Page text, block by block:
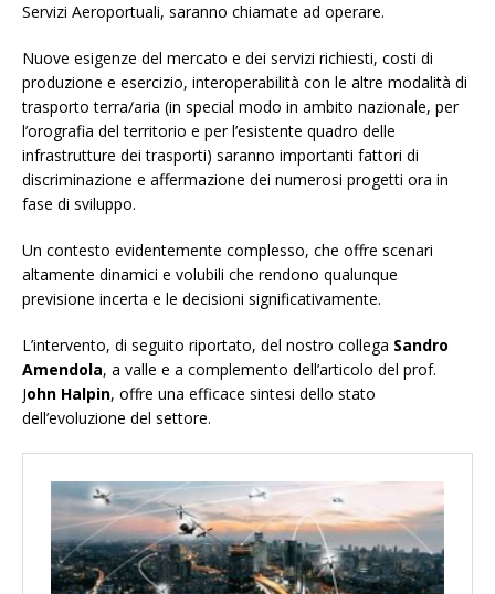
Servizi Aeroportuali, saranno chiamate ad operare.
Nuove esigenze del mercato e dei servizi richiesti, costi di
produzione e esercizio, interoperabilità con le altre modalità di
trasporto terra/aria (in special modo in ambito nazionale, per
l’orografia del territorio e per l’esistente quadro delle
infrastrutture dei trasporti) saranno importanti fattori di
discriminazione e affermazione dei numerosi progetti ora in
fase di sviluppo.
Un contesto evidentemente complesso, che offre scenari
altamente dinamici e volubili che rendono qualunque
previsione incerta e le decisioni significativamente.
L’intervento, di seguito riportato, del nostro collega Sandro
Amendola, a valle e a complemento dell’articolo del prof.
John Halpin, offre una efficace sintesi dello stato
dell’evoluzione del settore.